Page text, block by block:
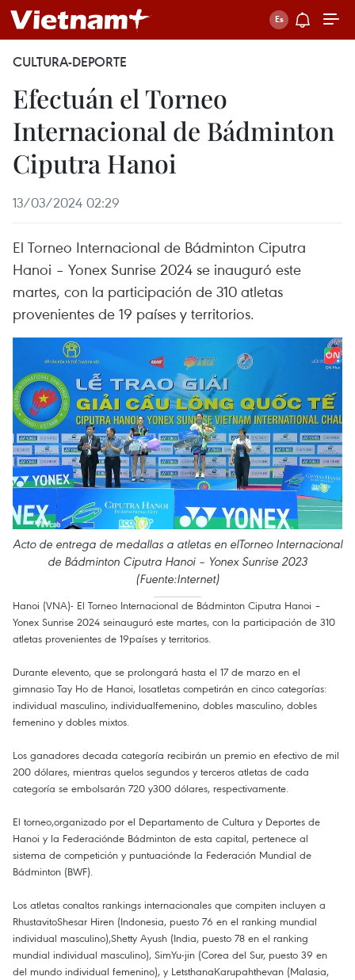
CULTURA-DEPORTE
Efectuán el Torneo
Internacional de Bádminton
Ciputra Hanoi
13/03/2024 02:29
El Torneo Internacional de Bádminton Ciputra
Hanoi – Yonex Sunrise 2024 se inauguró este
martes, con la participación de 310 atletas
provenientes de 19 países y territorios.
Acto de entrega de medallas a atletas en elTorneo Internacional
de Bádminton Ciputra Hanoi – Yonex Sunrise 2023
(Fuente:Internet)
Hanoi (VNA)- El Torneo Internacional de Bádminton Ciputra Hanoi –
Yonex Sunrise 2024 seinauguró este martes, con la participación de 310
atletas provenientes de 19países y territorios.
Durante elevento, que se prolongará hasta el 17 de marzo en el
gimnasio Tay Ho de Hanoi, losatletas competirán en cinco categorías:
individual masculino, individualfemenino, dobles masculino, dobles
femenino y dobles mixtos.
Los ganadores decada categoría recibirán un premio en efectivo de mil
200 dólares, mientras quelos segundos y terceros atletas de cada
categoría se embolsarán 720 y300 dólares, respectivamente.
El torneo,organizado por el Departamento de Cultura y Deportes de
Hanoi y la Federaciónde Bádminton de esta capital, pertenece al
sistema de competición y puntuaciónde la Federación Mundial de
Bádminton (BWF).
Los atletas conaltos rankings internacionales que compiten incluyen a
RhustavitoShesar Hiren (Indonesia, puesto 76 en el ranking mundial
individual masculino),Shetty Ayush (India, puesto 78 en el ranking
mundial individual masculino), SimYu-jin (Corea del Sur, puesto 39 en
del mundo individual femenino), y LetsthanaKarupahthevan (Malasia,